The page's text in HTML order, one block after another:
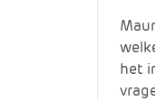
het